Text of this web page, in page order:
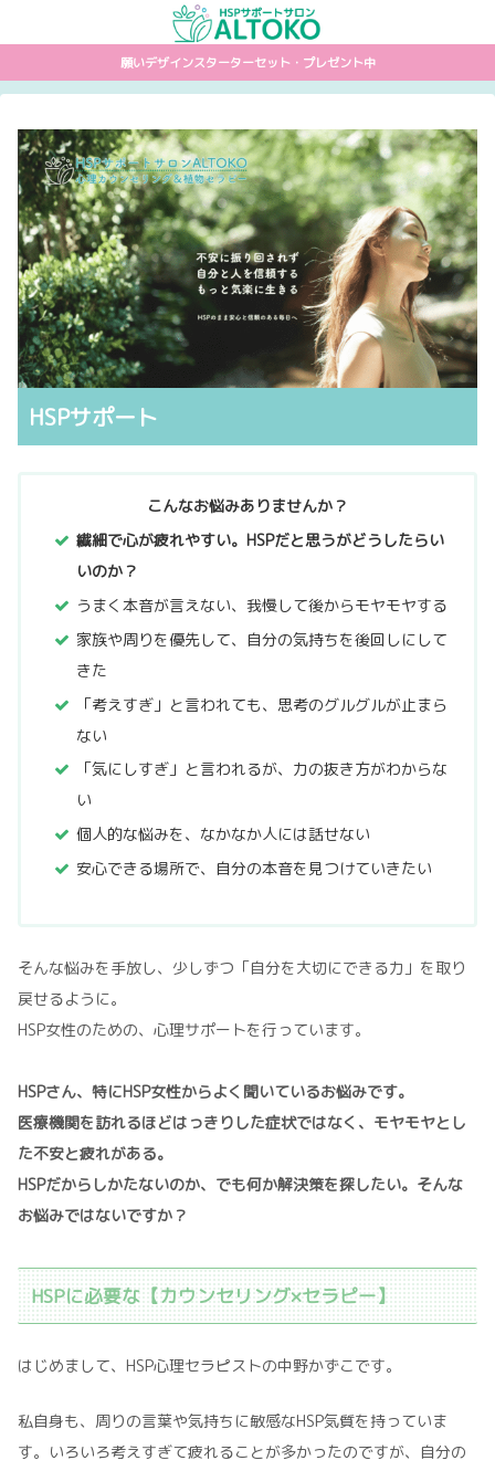
願いデザインスターターセット・プレゼント中
HSPサポート
こんなお悩みありませんか？
繊細で心が疲れやすい。HSPだと思うがどうしたらい
いのか？
うまく本音が言えない、我慢して後からモヤモヤする
家族や周りを優先して、自分の気持ちを後回しにして
きた
「考えすぎ」と言われても、思考のグルグルが止まら
ない
「気にしすぎ」と言われるが、力の抜き方がわからな
い
個人的な悩みを、なかなか人には話せない
安心できる場所で、自分の本音を見つけていきたい
そんな悩みを手放し、少しずつ「自分を大切にできる力」を取り
戻せるように。
HSP女性のための、心理サポートを行っています。
HSPさん、特にHSP女性からよく聞いているお悩みです。
医療機関を訪れるほどはっきりした症状ではなく、モヤモヤとし
た不安と疲れがある。
HSPだからしかたないのか、でも何か解決策を探したい。そんな
お悩みではないですか？
HSPに必要な【カウンセリング×セラピー】
はじめまして、HSP心理セラピストの中野かずこです。
私自身も、周りの言葉や気持ちに敏感なHSP気質を持っていま
す。いろいろ考えすぎて疲れることが多かったのですが、自分の